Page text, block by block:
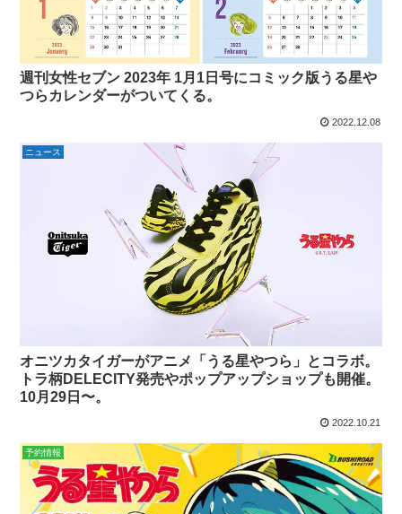
週刊女性セブン 2023年 1月1日号にコミック版うる星や
つらカレンダーがついてくる。
2022.12.08
ニュース
オニツカタイガーがアニメ「うる星やつら」とコラボ。
トラ柄DELECITY発売やポップアップショップも開催。
10月29日〜。
2022.10.21
予約情報